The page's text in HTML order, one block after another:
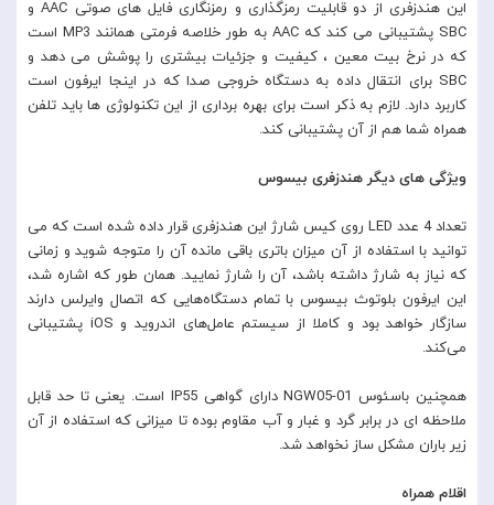
این هندزفری از دو قابلیت رمزگذاری و رمزنگاری فایل های صوتی AAC و
SBC پشتیبانی می کند که AAC به طور خلاصه فرمتی همانند MP3 است
که در نرخ بیت معین ، کیفیت و جزئیات بیشتری را پوشش می دهد و
SBC برای انتقال داده به دستگاه خروجی صدا که در اینجا ایرفون است
کاربرد دارد. لازم به ذکر است برای بهره برداری از این تکنولوژی ها باید تلفن
همراه شما هم از آن پشتیبانی کند.
ویژگی های دیگر هندزفری بیسوس
تعداد 4 عدد LED روی کیس شارژ این هندزفری قرار داده شده است که می
توانید با استفاده از آن میزان باتری باقی مانده آن را متوجه شوید و زمانی
که نیاز به شارژ داشته باشد، آن را شارژ نمایید. همان طور که اشاره شد،
این ایرفون بلوتوث بیسوس با تمام دستگاه‌هایی که اتصال وایرلس دارند
سازگار خواهد بود و کاملا از سیستم عامل‌های اندروید و iOS پشتیبانی
می‌کند.
همچنین باسئوس NGW05-01 دارای گواهی IP55 است. یعنی تا حد قابل
ملاحظه ای در برابر گرد و غبار و آب مقاوم بوده تا میزانی که استفاده از آن
زیر باران مشکل ساز نخواهد شد.
اقلام همراه